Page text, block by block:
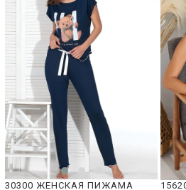
30300 ЖЕНСКАЯ ПИЖАМА